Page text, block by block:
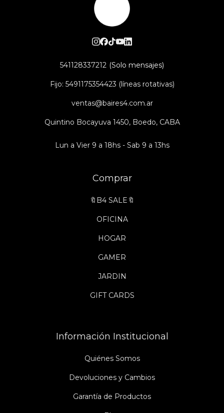
541128337212
Fijo: 5491175354423 (líneas rotativas)
ventas@baires4.com.ar
Quintino Bocayuva 1450, Boedo, CABA
Lun a Vier 9 a 18hs - Sab 9 a 13hs
Comprar
🔖B4 SALE🔖
OFICINA
HOGAR
GAMER
JARDIN
GIFT CARDS
Información Institucional
Quiénes Somos
Devoluciones y Cambios
Garantía de Productos